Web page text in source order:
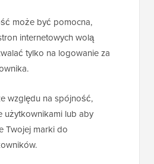
może być pomocna,
internetowych wolą
tylko na logowanie za
względu na spójność,
użytkownikami lub aby
Twojej marki do